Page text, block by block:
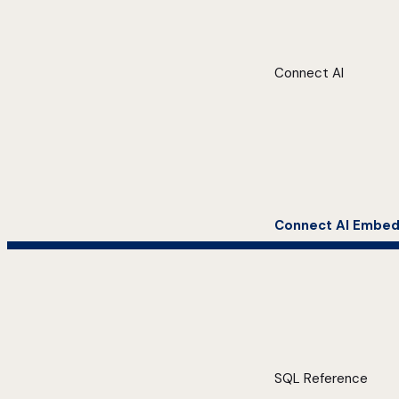
Connect AI
Connect AI Embed
SQL Reference